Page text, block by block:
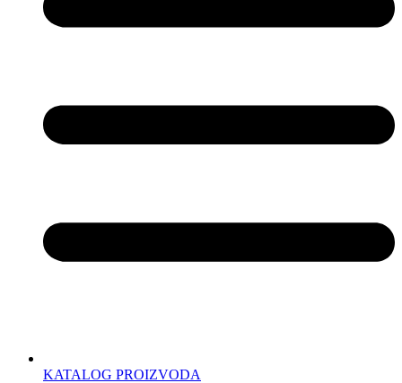
KATALOG PROIZVODA